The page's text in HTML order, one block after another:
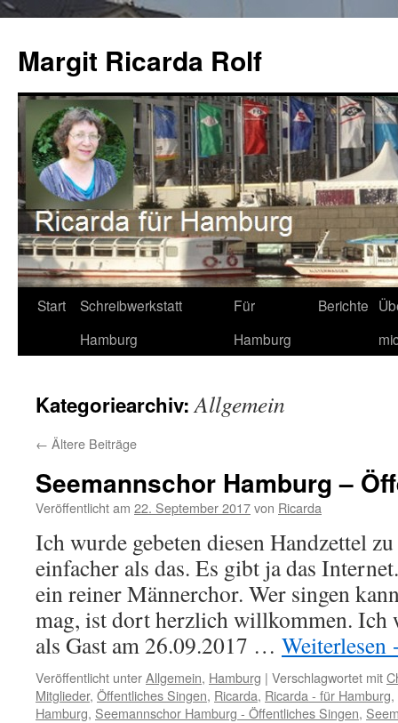
springen
Margit Ricarda Rolf
Start
Schreibwerkstatt
Hamburg
Für
Hamburg
Berichte
Kategoriearchiv:Allgemein
← Ältere Beiträge
Seemannschor Hamburg –
Veröffentlicht am 22. September 2017von Ricarda
Ich wurde gebeten diesen Handzettel
einfacher als das. Es gibt ja das
ein reiner Männerchor. Wer singen
mag, ist dort herzlich willkommen. Ich
als Gast am 26.09.2017 … Weiterlesen
Veröffentlicht unterAllgemein, Hamburg | Verschlagwortet mit
Mitglieder, Öffentliches Singen, Ricarda, Ricarda - für Hamburg,
Hamburg, Seemannschor Hamburg - Öffentliches Singen,